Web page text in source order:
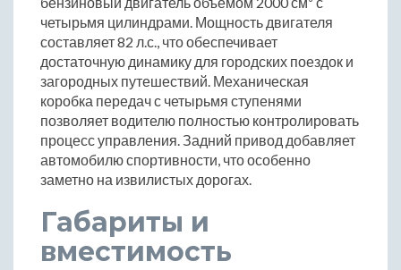
четырьмя цилиндрами. Мощность двигателя
составляет 82 л.с., что обеспечивает
достаточную динамику для городских поездок и
загородных путешествий. Механическая
коробка передач с четырьмя ступенями
позволяет водителю полностью контролировать
процесс управления. Задний привод добавляет
автомобилю спортивности, что особенно
заметно на извилистых дорогах.
Габариты и
вместимость